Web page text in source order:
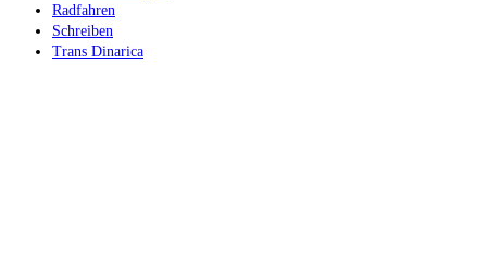
Radfahren
Schreiben
Trans Dinarica